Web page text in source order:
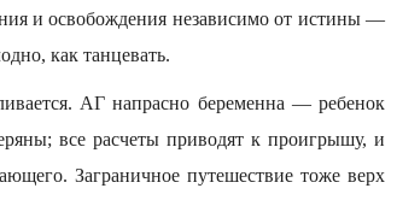
и освобождения независимо от истины —
как танцевать.
АГ напрасно беременна — ребенок
все расчеты приводят к проигрышу, и
Заграничное путешествие тоже верх